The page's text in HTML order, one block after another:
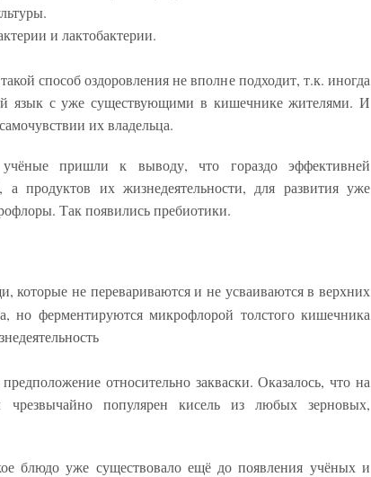
и лактобактерии.
способ оздоровления не вполне подходит, т.к. иногда
язык с уже существующими в кишечнике жителями. И
их владельца.
пришли к выводу, что гораздо эффективней
продуктов их жизнедеятельности, для развития уже
Так появились пребиотики.
не перевариваются и не усваиваются в верхних
но ферментируются микрофлорой толстого кишечника
относительно закваски. Оказалось, что на
популярен кисель из любых зерновых,
блюдо уже существовало ещё до появления учёных и